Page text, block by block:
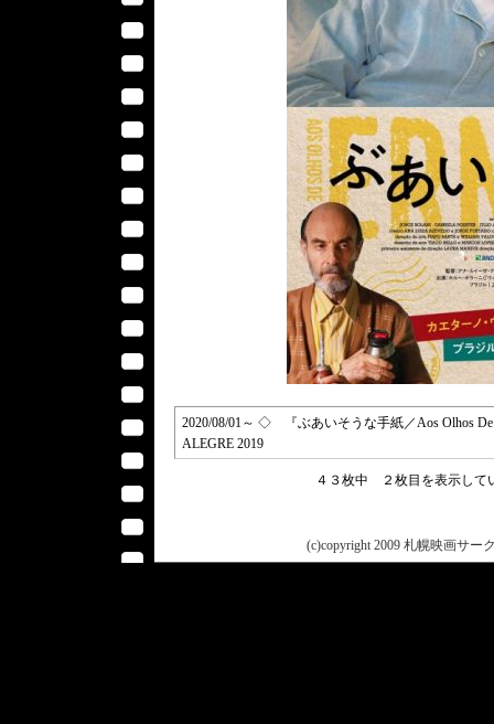
2020/08/01～ ◇ 『ぶあいそうな手紙／Aos Olhos De
ALEGRE 2019
４３枚中 ２枚目を表示し
(c)copyright 2009 札幌映画サー